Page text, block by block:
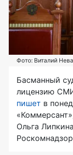
Фото: Виталий
Басманный
лицензию
пишет в
Ольга